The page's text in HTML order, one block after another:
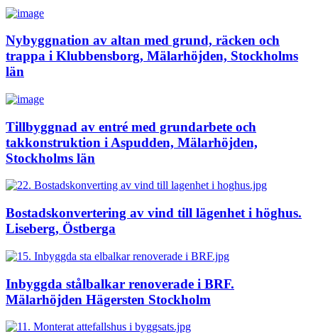
Nybyggnation av altan med grund, räcken och
trappa i Klubbensborg, Mälarhöjden, Stockholms
län
Tillbyggnad av entré med grundarbete och
takkonstruktion i Aspudden, Mälarhöjden,
Stockholms län
Bostadskonvertering av vind till lägenhet i höghus.
Liseberg, Östberga
Inbyggda stålbalkar renoverade i BRF.
Mälarhöjden Hägersten Stockholm